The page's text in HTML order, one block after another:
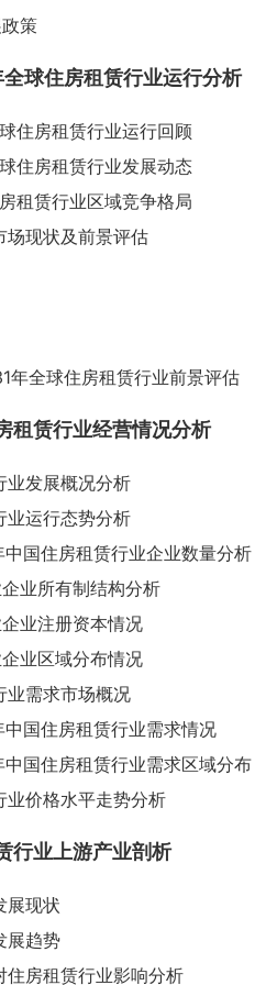
策
球住房租赁行业运行分析
住房租赁行业运行回顾
住房租赁行业发展动态
租赁行业区域竞争格局
场现状及前景评估
全球住房租赁行业前景评估
租赁行业经营情况分析
业发展概况分析
业运行态势分析
国住房租赁行业企业数量分析
业所有制结构分析
业注册资本情况
业区域分布情况
业需求市场概况
国住房租赁行业需求情况
国住房租赁行业需求区域分布
业价格水平走势分析
行业上游产业剖析
展现状
展趋势
住房租赁行业影响分析